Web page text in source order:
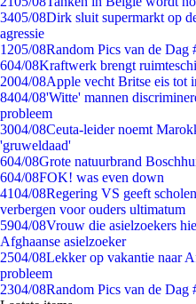
3405/08Dirk sluit supermarkt op
agressie
1205/08Random Pics van de Dag
604/08Kraftwerk brengt
2004/08Apple vecht Britse eis tot
8404/08'Witte' mannen
probleem
3004/08Ceuta-leider noemt
'gruweldaad'
604/08Grote natuurbrand
604/08FOK! was even down
4104/08Regering VS geeft
verbergen voor ouders ultimatum
5904/08Vrouw die asielzoekers
Afghaanse asielzoeker
2504/08Lekker op vakantie naar
probleem
2304/08Random Pics van de Dag